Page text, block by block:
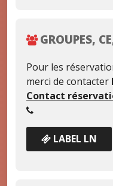
GROUPES,
Pour les
merci de contacter
Contact
LABEL LN